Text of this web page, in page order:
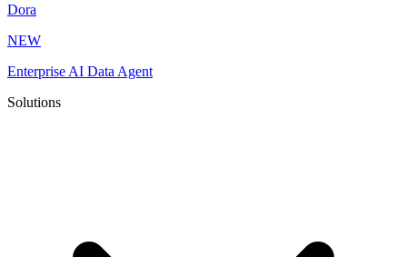
Dora
NEW
Enterprise AI Data Agent
Solutions